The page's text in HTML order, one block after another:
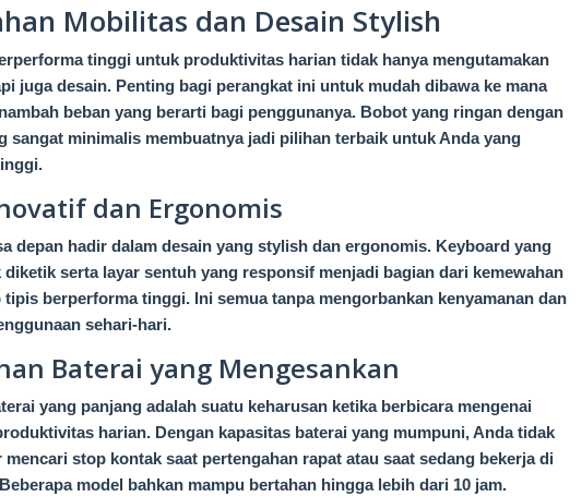
Mobilitas dan Desain Stylish
tinggi untuk produktivitas harian tidak hanya mengutamakan
juga desain. Penting bagi perangkat ini untuk mudah dibawa ke mana
beban yang berarti bagi penggunanya. Bobot yang ringan dengan
sangat minimalis membuatnya jadi pilihan terbaik untuk Anda yang
dan Ergonomis
depan hadir dalam desain yang stylish dan ergonomis. Keyboard yang
diketik serta layar sentuh yang responsif menjadi bagian dari kemewahan
tipis berperforma tinggi. Ini semua tanpa mengorbankan kenyamanan dan
sehari-hari.
Baterai yang Mengesankan
yang panjang adalah suatu keharusan ketika berbicara mengenai
harian. Dengan kapasitas baterai yang mumpuni, Anda tidak
stop kontak saat pertengahan rapat atau saat sedang bekerja di
model bahkan mampu bertahan hingga lebih dari 10 jam.